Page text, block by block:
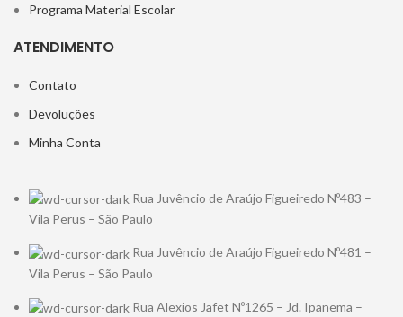
Programa Material Escolar
ATENDIMENTO
Contato
Devoluções
Minha Conta
Rua Juvêncio de Araújo Figueiredo Nº483 –
Vila Perus – São Paulo
Rua Juvêncio de Araújo Figueiredo Nº481 –
Vila Perus – São Paulo
Rua Alexios Jafet Nº1265 – Jd. Ipanema –